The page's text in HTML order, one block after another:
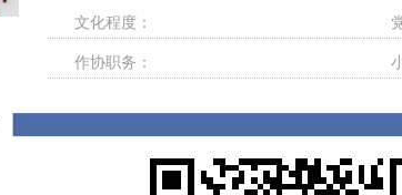
文化程度：
作协职务：